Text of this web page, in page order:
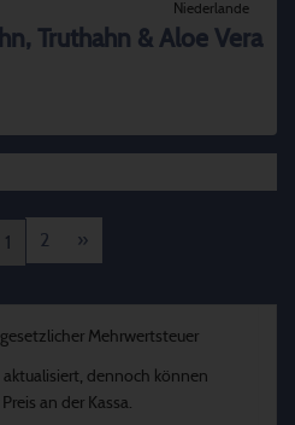
Niederlande
Truthahn & Aloe Vera
1 2 »
Mehrwertsteuer
aktualisiert, dennoch können
an der Kassa.